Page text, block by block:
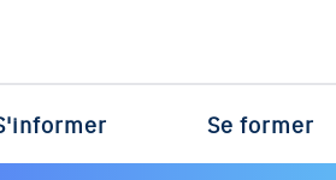
Se former